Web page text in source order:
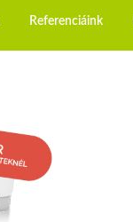
Referenciáink